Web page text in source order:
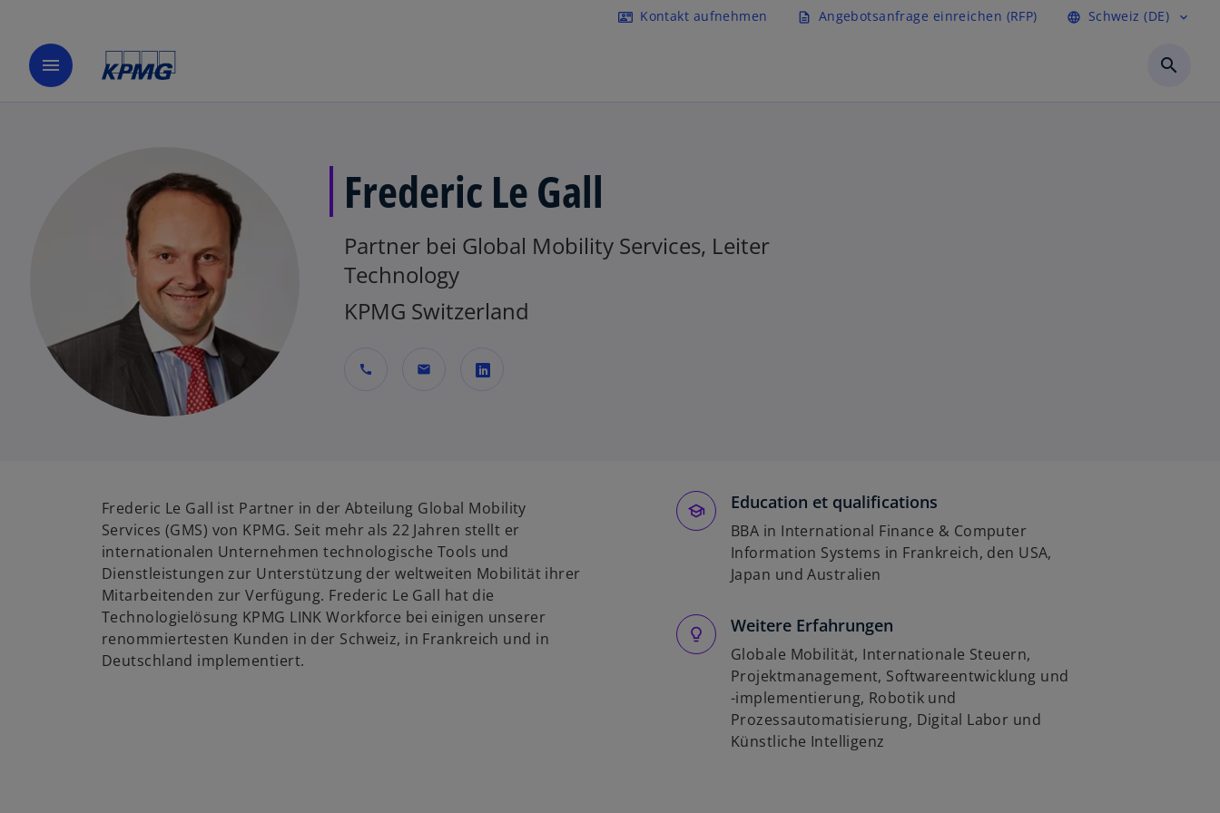
Navigation überspringen
contact_mail Kontakt aufnehmen description Angebotsanfrage einreichen (RFP) language Schweiz (DE) expand_more
menu search
Frederic Le Gall
Partner bei Global Mobility Services, Leiter
Technology
KPMG Switzerland
call mail
n
e
i
n
e
r
n
Frederic Le Gall ist Partner in der Abteilung Global Mobility
Services (GMS) von KPMG. Seit mehr als 22 Jahren stellt er
internationalen Unternehmen technologische Tools und
Dienstleistungen zur Unterstützung der weltweiten Mobilität ihrer
Mitarbeitenden zur Verfügung. Frederic Le Gall hat die
Technologielösung KPMG LINK Workforce bei einigen unserer
renommiertesten Kunden in der Schweiz, in Frankreich und in
Deutschland implementiert.
Education et qualifications
BBA in International Finance & Computer
Information Systems in Frankreich, den USA,
Japan und Australien
Weitere Erfahrungen
Globale Mobilität, Internationale Steuern,
Projektmanagement, Softwareentwicklung und
-implementierung, Robotik und
Prozessautomatisierung, Digital Labor und
Künstliche Intelligenz